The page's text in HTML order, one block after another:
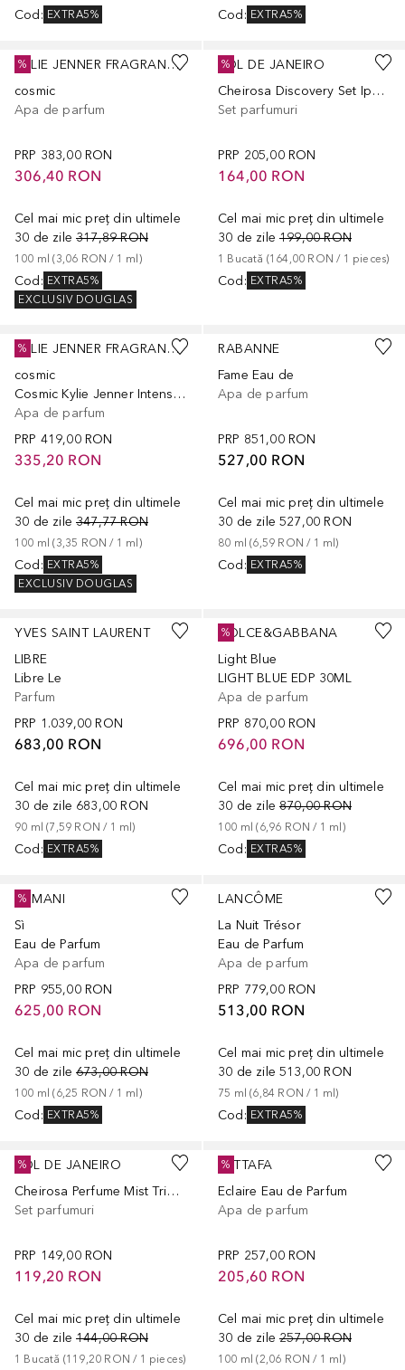
Cod : EXTRA5% Cod : EXTRA5%
KYLIE JENNER FRAGRANCES
cosmic
Apa de parfum
PRP 383,00 RON
306,40 RON
Cel mai mic preț din ultimele
30 de zile 317,89 RON
100 ml (3,06 RON / 1 ml)
Cod : EXTRA5%
EXCLUSIV DOUGLAS
%
SOL DE JANEIRO
Cheirosa Discovery Set Ipanema Sunset
Set parfumuri
PRP 205,00 RON
164,00 RON
Cel mai mic preț din ultimele
30 de zile 199,00 RON
1 Bucată (164,00 RON / 1 pieces)
Cod : EXTRA5%
%
KYLIE JENNER FRAGRANCES
cosmic
Cosmic Kylie Jenner Intense Eau de Parfum
Apa de parfum
PRP 419,00 RON
335,20 RON
Cel mai mic preț din ultimele
30 de zile 347,77 RON
100 ml (3,35 RON / 1 ml)
Cod : EXTRA5%
EXCLUSIV DOUGLAS
%
RABANNE
Fame Eau de
Apa de parfum
PRP 851,00 RON
527,00 RON
Cel mai mic preț din ultimele
30 de zile 527,00 RON
80 ml (6,59 RON / 1 ml)
Cod : EXTRA5%
YVES SAINT LAURENT
LIBRE
Libre Le
Parfum
PRP 1.039,00 RON
683,00 RON
Cel mai mic preț din ultimele
30 de zile 683,00 RON
90 ml (7,59 RON / 1 ml)
Cod : EXTRA5%
DOLCE&GABBANA
Light Blue
LIGHT BLUE EDP 30ML
Apa de parfum
PRP 870,00 RON
696,00 RON
Cel mai mic preț din ultimele
30 de zile 870,00 RON
100 ml (6,96 RON / 1 ml)
Cod : EXTRA5%
%
ARMANI
Sì
Eau de Parfum
Apa de parfum
PRP 955,00 RON
625,00 RON
Cel mai mic preț din ultimele
30 de zile 673,00 RON
100 ml (6,25 RON / 1 ml)
Cod : EXTRA5%
%
LANCÔME
La Nuit Trésor
Eau de Parfum
Apa de parfum
PRP 779,00 RON
513,00 RON
Cel mai mic preț din ultimele
30 de zile 513,00 RON
75 ml (6,84 RON / 1 ml)
Cod : EXTRA5%
SOL DE JANEIRO
Cheirosa Perfume Mist Trio Discovery Set
Set parfumuri
PRP 149,00 RON
119,20 RON
Cel mai mic preț din ultimele
30 de zile 144,00 RON
1 Bucată (119,20 RON / 1 pieces)
%
LATTAFA
Eclaire Eau de Parfum
Apa de parfum
PRP 257,00 RON
205,60 RON
Cel mai mic preț din ultimele
30 de zile 257,00 RON
100 ml (2,06 RON / 1 ml)
%